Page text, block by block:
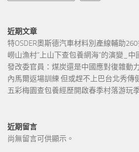
近期文章
特OSDER奧斯德汽車材料別產線輔助
嶗山漁村“上山下查包養網海”的演變_中
發改委官員：煤炭還是中國應對復雜動
內馬爾返場訓練 但或趕不上巴台北秀傳
五彩梅園查包養經歷開啟春季村落游玩
近期留言
尚無留言可供顯示。